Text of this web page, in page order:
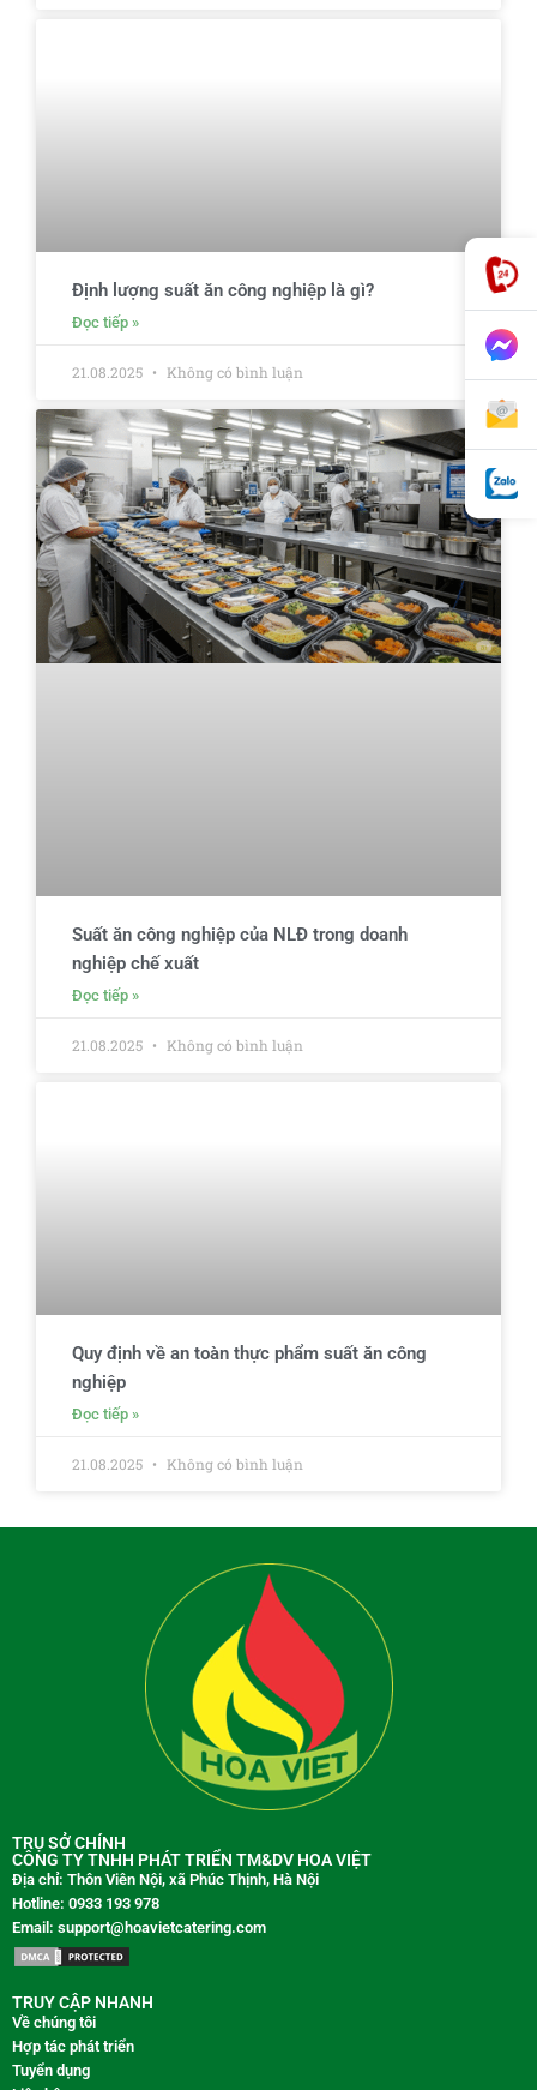
Định lượng suất ăn công nghiệp là gì?
Đọc tiếp »
21.08.2025 Không có bình luận
Suất ăn công nghiệp của NLĐ trong doanh
nghiệp chế xuất
Đọc tiếp »
21.08.2025 Không có bình luận
Quy định về an toàn thực phẩm suất ăn công
nghiệp
Đọc tiếp »
21.08.2025 Không có bình luận
TRỤ SỞ CHÍNH
CÔNG TY TNHH PHÁT TRIỂN TM&DV HOA VIỆT
Địa chỉ: Thôn Viên Nội, xã Phúc Thịnh, Hà Nội
Hotline: 0933 193 978
Email: support@hoavietcatering.com
TRUY CẬP NHANH
Về chúng tôi
Hợp tác phát triển
Tuyển dụng